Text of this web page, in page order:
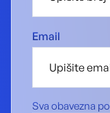
Email
Sva obavezna